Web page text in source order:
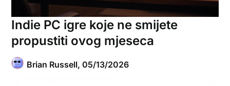
Indie PC igre koje ne smijete
propustiti ovog mjeseca
Brian Russell,05/13/2026